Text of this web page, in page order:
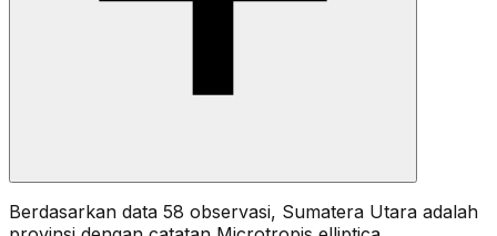
Berdasarkan data 58 observasi, Sumatera Utara adalah